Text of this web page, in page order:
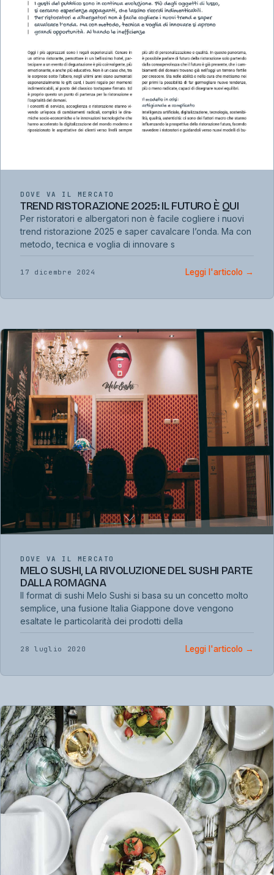
DOVE VA IL MERCATO
TREND RISTORAZIONE 2025: IL FUTURO È QUI
Per ristoratori e albergatori non è facile cogliere i nuovi
trend ristorazione 2025 e saper cavalcare l’onda. Ma con
metodo, tecnica e voglia di innovare s
17 dicembre 2024 Leggi l'articolo →
DOVE VA IL MERCATO
MELO SUSHI, LA RIVOLUZIONE DEL SUSHI PARTE
DALLA ROMAGNA
Il format di sushi Melo Sushi si basa su un concetto molto
semplice, una fusione Italia Giappone dove vengono
esaltate le particolarità dei prodotti della
28 luglio 2020 Leggi l'articolo →